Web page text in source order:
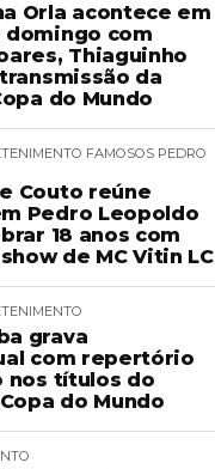
Orla acontece em
domingo com
Thiaguinho
da
do Mundo
FAMOSOS PEDRO
Couto reúne
Pedro Leopoldo
18 anos com
de MC Vitin LC
grava
com repertório
nos títulos do
do Mundo